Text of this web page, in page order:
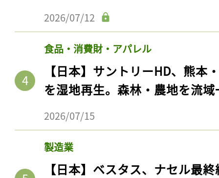
2026/07/12
食品・消費財・アパレル
【日本】サントリーHD、熊本
を湿地再生。森林・農地を流
2026/07/15
製造業
【日本】ベスタス、ナセル最